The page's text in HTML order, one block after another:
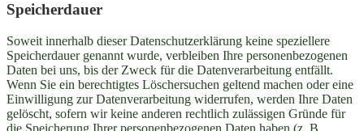
Speicherdauer
Soweit innerhalb dieser Datenschutzerklärung keine speziellere
Speicherdauer genannt wurde, verbleiben Ihre personenbezogenen
Daten bei uns, bis der Zweck für die Datenverarbeitung entfällt.
Wenn Sie ein berechtigtes Löschersuchen geltend machen oder eine
Einwilligung zur Datenverarbeitung widerrufen, werden Ihre Daten
gelöscht, sofern wir keine anderen rechtlich zulässigen Gründe für
die Speicherung Ihrer personenbezogenen Daten haben (z. B.